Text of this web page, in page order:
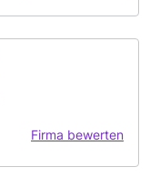
Firma bewerten